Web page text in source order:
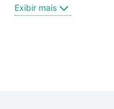
Exibir mais